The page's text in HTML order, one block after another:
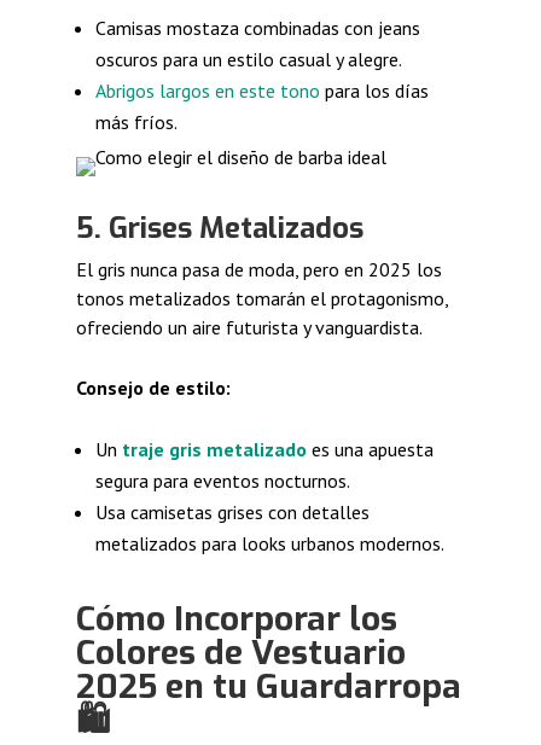
Camisas mostaza combinadas con jeans
oscuros para un estilo casual y alegre.
Abrigos largos en este tono para los días
más fríos.
5. Grises Metalizados
El gris nunca pasa de moda, pero en 2025 los
tonos metalizados tomarán el protagonismo,
ofreciendo un aire futurista y vanguardista.
Consejo de estilo:
Un traje gris metalizado es una apuesta
segura para eventos nocturnos.
Usa camisetas grises con detalles
metalizados para looks urbanos modernos.
Cómo Incorporar los
Colores de Vestuario
2025 en tu Guardarropa
🛍️